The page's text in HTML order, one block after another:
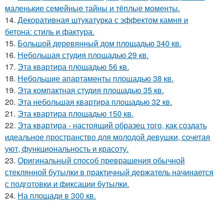
маленькие семейные тайны и тёплые моменты.
14. Декоративная штукатурка с эффектом камня и
бетона: стиль и фактура.
15. Большой деревянный дом площадью 340 кв.
16. Небольшая студия площадью 29 кв.
17. Эта квартира площадью 56 кв.
18. Небольшие апартаменты площадью 38 кв.
19. Эта компактная студия площадью 35 кв.
20. Эта небольшая квартира площадью 32 кв.
21. Эта квартира площадью 150 кв.
22. Эта квартира - настоящий образец того, как создать
идеальное пространство для молодой девушки, сочетая
уют, функциональность и красоту.
23. Оригинальный способ превращения обычной
стеклянной бутылки в практичный держатель начинается
с подготовки и фиксации бутылки.
24. На площади в 300 кв.